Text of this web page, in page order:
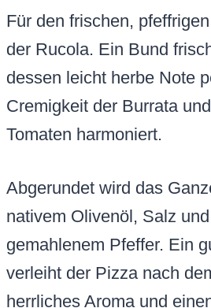
Für den frischen,
der Rucola. Ein Bund
dessen leicht herbe Note
Cremigkeit der Burrata
Tomaten harmoniert.
Abgerundet wird das
nativem Olivenöl, Salz
gemahlenem Pfeffer. Ein
verleiht der Pizza nach
herrliches Aroma und